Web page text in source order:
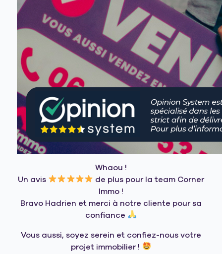
Whaou !
Un avis
de plus pour la team Corner
Immo !
Bravo Hadrien et merci à notre cliente pour sa
confiance
Vous aussi, soyez serein et confiez-nous votre
projet immobilier !